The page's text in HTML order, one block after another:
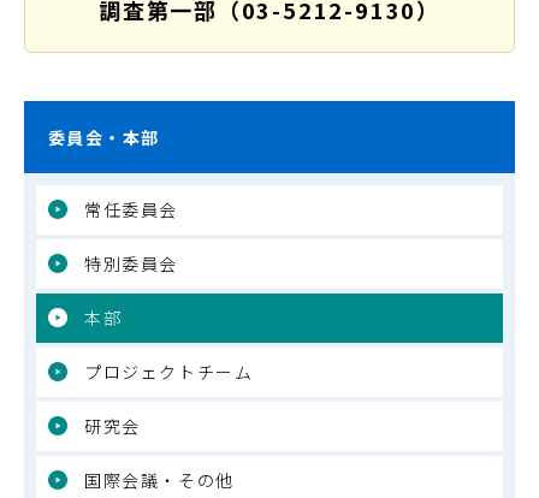
調査第一部（03-5212-9130）
委員会・本部
常任委員会
特別委員会
本部
プロジェクトチーム
研究会
国際会議・その他